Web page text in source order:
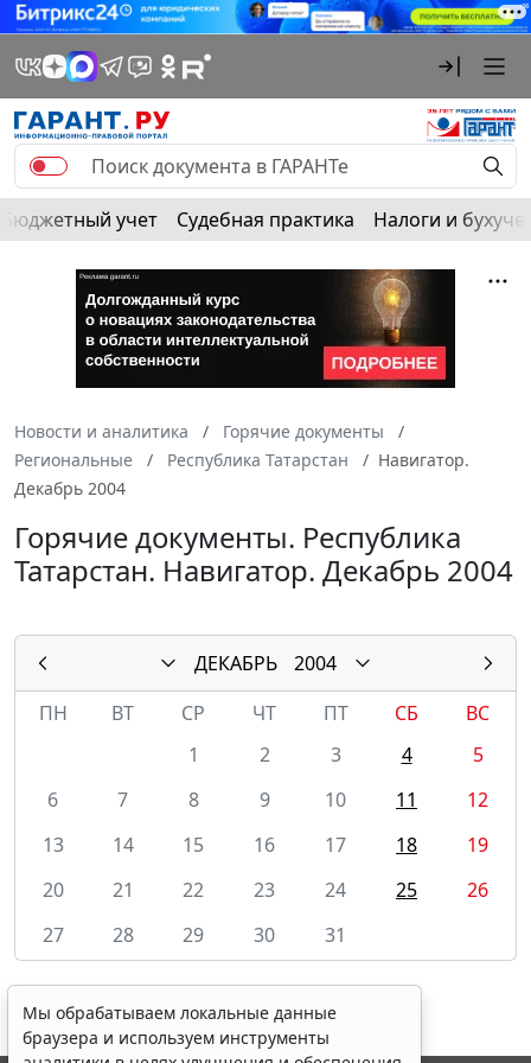
Бюджетный учет Судебная практика Налоги и
Новости и аналитика
Горячие документы
Региональные
Республика Татарстан
Навигатор.
Декабрь 2004
Горячие документы. Республика
Татарстан. Навигатор. Декабрь 2004
ДЕКАБРЬ
2004
ПН
ВТ СР ЧТ ПТ СБ
ВС
1
2 3 4
5
6
7 8 9 10 11
12
13
14 15 16 17 18
19
20
21 22 23 24 25
26
27
28 29 30 31
Мы обрабатываем локальные данные
браузера и используем инструменты